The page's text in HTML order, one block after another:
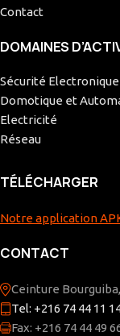
Contact
DOMAINES
Sécurité Electronique
Domotique et
Electricité
Réseau
TÉLÉCHARGER
Notre application
CONTACT
Ceinture
Tel: +216 74 44 11
Fax: +216 74 44 49